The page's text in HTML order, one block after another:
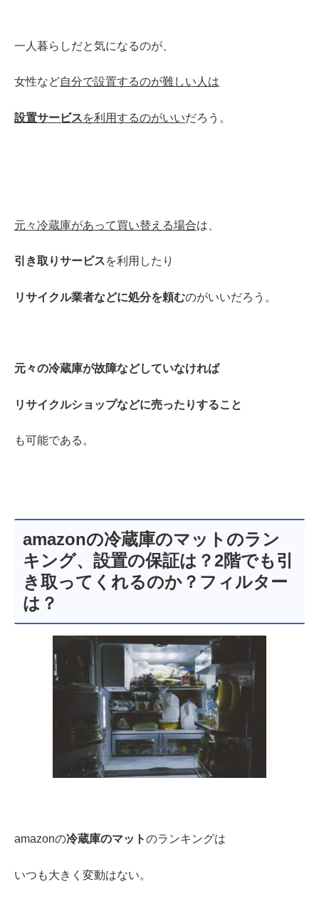
一人暮らしだと気になるのが、
女性など自分で設置するのが難しい人は
設置サービスを利用するのがいいだろう。
元々冷蔵庫があって買い替える場合は、
引き取りサービスを利用したり
リサイクル業者などに処分を頼むのがいいだろう。
元々の冷蔵庫が故障などしていなければ
リサイクルショップなどに売ったりすること
も可能である。
amazonの冷蔵庫のマットのラン
キング、設置の保証は？2階でも引
き取ってくれるのか？フィルター
は？
amazonの冷蔵庫のマットのランキングは
いつも大きく変動はない。